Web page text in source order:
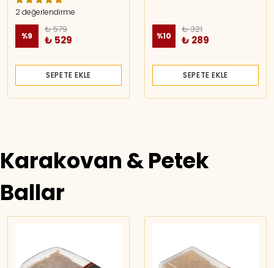
2 değerlendirme
%9
₺ 579
₺ 529
SEPETE EKLE
%10
₺ 321
₺ 289
SEPETE EKLE
Karakovan & Petek
Ballar